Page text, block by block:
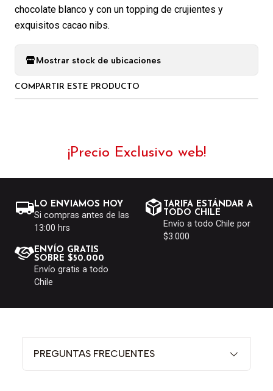
chocolate blanco y con un topping de crujientes y
exquisitos cacao nibs.
Mostrar stock de ubicaciones
COMPARTIR ESTE PRODUCTO
¡Precio Exclusivo web!
LO ENVIAMOS HOY
Si compras antes de las
13:00 hrs
TARIFA ESTÁNDAR A
TODO CHILE
Envío a todo Chile por
$3.000
ENVÍO GRATIS
SOBRE $50.000
Envío gratis a todo
Chile
PREGUNTAS FRECUENTES